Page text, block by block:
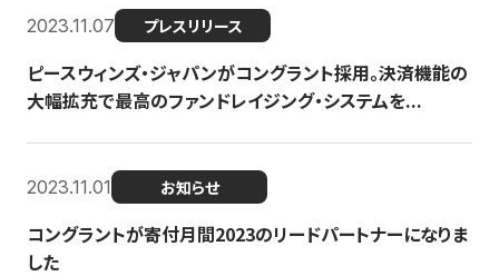
2023.11.07 プレスリリース
ピースウィンズ・ジャパンがコングラント採用。決済機能の
大幅拡充で最高のファンドレイジング・システムを...
2023.11.01 お知らせ
コングラントが寄付月間2023のリードパートナーになりま
した